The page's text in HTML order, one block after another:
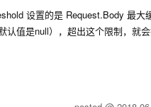
设置的是 Request.Body 最
值是null），超出这个限制，就